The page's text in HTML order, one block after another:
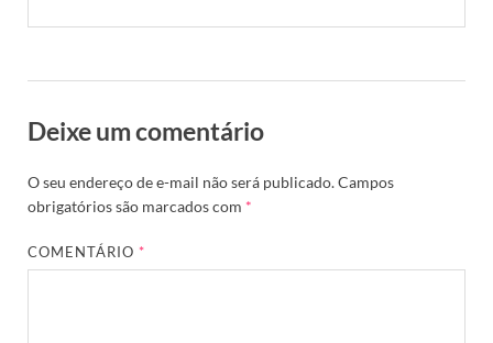
Deixe um comentário
O seu endereço de e-mail não será publicado.Campos
obrigatórios são marcados com *
COMENTÁRIO*